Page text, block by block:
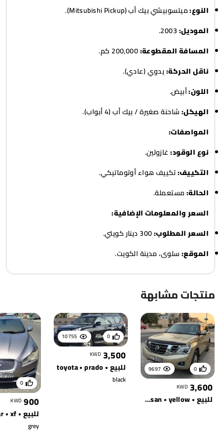
النوع:ميتسوبيشي بيك أب (Mitsubishi Pickup).
الموديل:
المسافة المقطوعة:
ناقل الحركة:يدوي (عادي).
اللون:أبيض.
الهيكل:شاحنة صغيرة / بيك أب (4 أبواب).
المواصفات:
نوع الوقود:غازولين.
التكييف:تكييف هواء أوتوماتيكي.
الحالة:مستعملة.
السعر والمعلومات الإضافية:
السعر المطلوب:
الموقع:سلوى، مدينة الكويت.
منتجات مشابهة
9697 0
3,600
KWD
للبيع • nissan • yellow
10755 0
3,500
KWD
للبيع • toyota • prado
black
0
900
KWD
للبيع • jaguar • xf
grey